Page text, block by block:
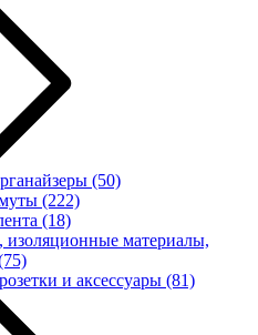
(50)
(222)
(18)
изоляционные материалы,
и аксессуары (81)